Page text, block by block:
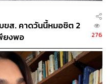
(วันหยุดสุดสัปดาห์)
(วันหยุดสุดสัปดาห์)
ขส. คาดวันนี้หมอชิต 2
ยงพอ
276